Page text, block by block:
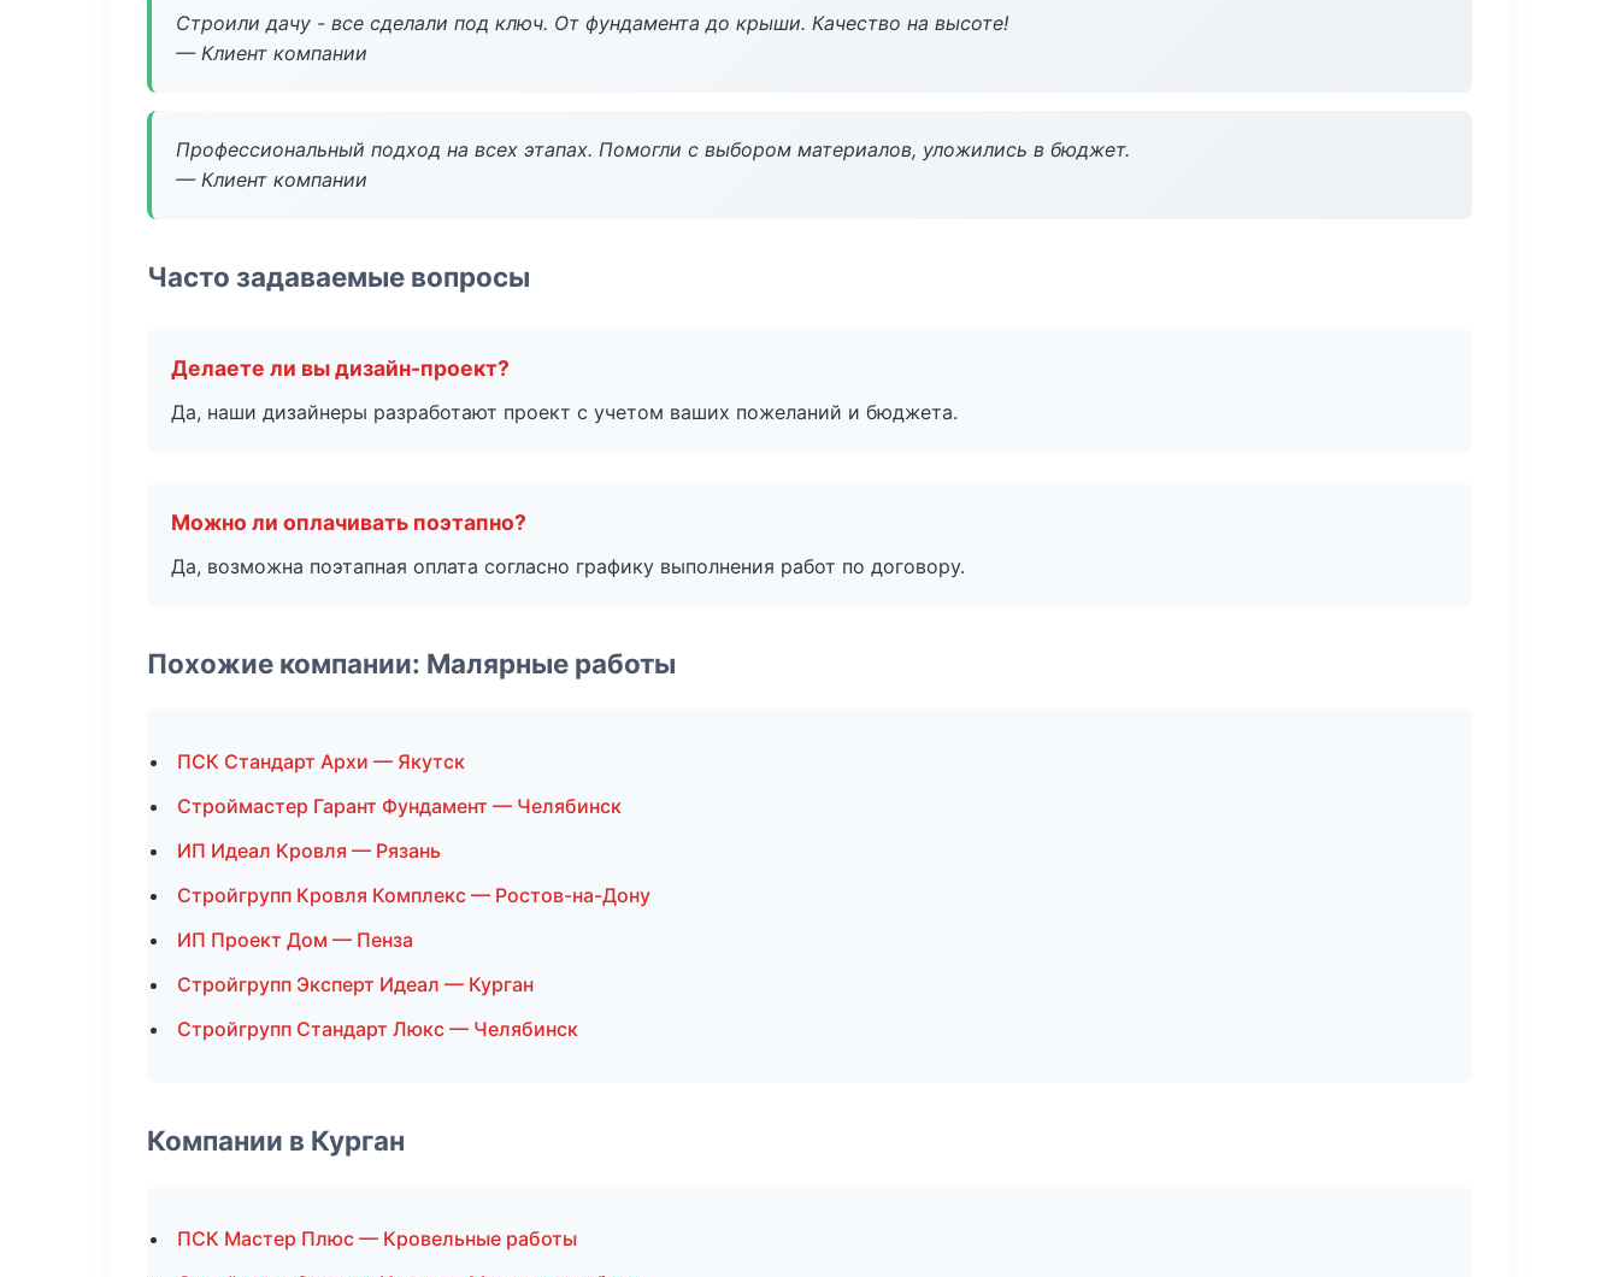
Строили дачу - все сделали под ключ. От фундамента до крыши. Качество на высоте!
— Клиент компании
Профессиональный подход на всех этапах. Помогли с выбором материалов, уложились в бюджет.
— Клиент компании
Часто задаваемые вопросы
Делаете ли вы дизайн-проект?
Да, наши дизайнеры разработают проект с учетом ваших пожеланий и бюджета.
Можно ли оплачивать поэтапно?
Да, возможна поэтапная оплата согласно графику выполнения работ по договору.
Похожие компании: Малярные работы
ПСК Стандарт Архи — Якутск
Строймастер Гарант Фундамент — Челябинск
ИП Идеал Кровля — Рязань
Стройгрупп Кровля Комплекс — Ростов-на-Дону
ИП Проект Дом — Пенза
Стройгрупп Эксперт Идеал — Курган
Стройгрупп Стандарт Люкс — Челябинск
Компании в Курган
ПСК Мастер Плюс — Кровельные работы